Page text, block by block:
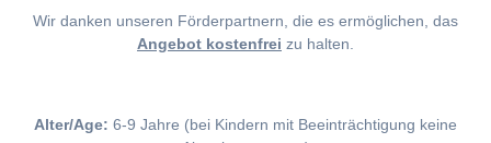
Wir danken unseren Förderpartnern, die es ermöglichen, das
Angebot kostenfrei zu halten.
Alter/Age: 6-9 Jahre (bei Kindern mit Beeinträchtigung keine